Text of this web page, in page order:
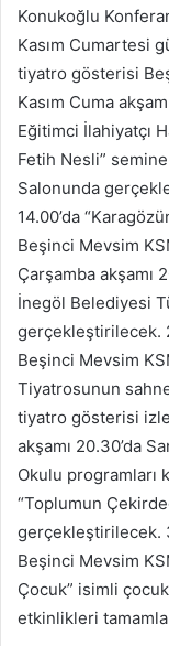
Konukoğlu
Kasım Cumartesi
tiyatro gösterisi
Kasım Cuma
Eğitimci İlahiyatçı
Fetih Nesli”
Salonunda
14.00’da
Beşinci Mevsim
Çarşamba akşamı
İnegöl Belediyesi
gerçekleştirilecek.
Beşinci Mevsim
Tiyatrosunun
tiyatro gösterisi
akşamı 20.30’da
Okulu programları
“Toplumun
gerçekleştirilecek.
Beşinci Mevsim
Çocuk” isimli
etkinlikleri